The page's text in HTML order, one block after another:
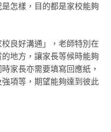
怎樣，目的都是家校能夠
良好溝通」，老師特別在
地方，讓家長等候時能夠
家長亦需要填寫回應紙，
項等，期望能夠達到彼此